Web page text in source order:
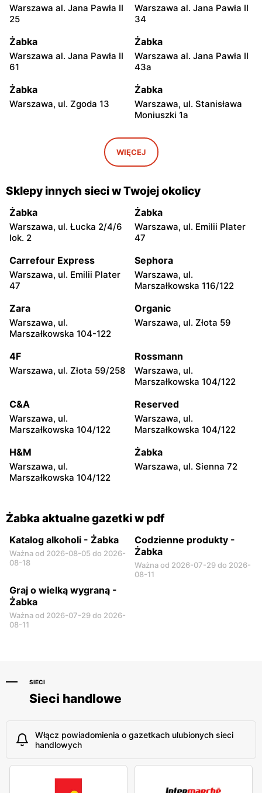
Warszawa al. Jana Pawła II
25
Warszawa al. Jana Pawła II
34
Żabka
Warszawa al. Jana Pawła II
61
Żabka
Warszawa al. Jana Pawła II
43a
Żabka
Warszawa, ul. Zgoda 13
Żabka
Warszawa, ul. Stanisława
Moniuszki 1a
Świętokrzyska 0 Stacja
Żabka
Warszawa, ul. Grzybowska
5
Żabka
Łódź, ul. Żurawia 14
Żabka
Warszawa, ul. Żurawia 18
Żabka Żabka
104
Żabka
2
Żabka
Żabka
Chałubińskiego 8
Żabka
Żabka
4
Żabka
Żabka Żabka
Żabka
Warszawa, ul. Prosta 2/14
Żabka
WIĘCEJ
Sklepy innych sieci w Twojej okolicy
Żabka
Warszawa, ul. Łucka 2/4/6
lok. 2
Żabka
Warszawa, ul. Emilii Plater
47
Carrefour Express
Warszawa, ul. Emilii Plater
47
Sephora
Warszawa, ul.
Marszałkowska 116/122
Zara
Warszawa, ul.
Marszałkowska 104-122
Organic
Warszawa, ul. Złota 59
4F
Warszawa, ul. Złota 59/258
Rossmann
Warszawa, ul.
Marszałkowska 104/122
C&A
Warszawa, ul.
Marszałkowska 104/122
Reserved
Warszawa, ul.
Marszałkowska 104/122
H&M
Warszawa, ul.
Marszałkowska 104/122
Żabka
Warszawa, ul. Sienna 72
Żabka aktualne gazetki w pdf
Katalog alkoholi - Żabka
Ważna od 2026-08-05 do 2026-
08-18
Codzienne produkty -
Żabka
Ważna od 2026-07-29 do 2026-
08-11
Graj o wielką wygraną -
Żabka
Ważna od 2026-07-29 do 2026-
08-11
SIECI
Sieci handlowe
Włącz powiadomienia o gazetkach ulubionych sieci
handlowych